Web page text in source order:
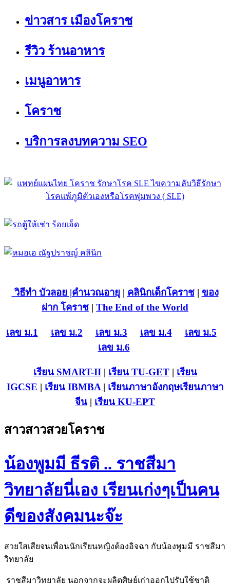
ข่าวสาร เมืองโคราช
รีวิว ร้านอาหาร
เมนูอาหาร
โคราช
บริการลงบทความ SEO
วิธีทำ บัวลอย |คำนวณอายุ | คลินิกเด็กโคราช| ของ
ฝาก โคราช | The End of the World
เลข ม.1 เลข ม.2 เลข ม.3 เลข ม.4
เลข ม.5
เลข ม.6
เรียน SMART-II| เรียน TU-GET| เรียน
IGCSE | เรียน IBMBA | เรียนภาษาอังกฤษเรียนภาษา
จีน | เรียน KU-EPT
สาวสาวสวยโคราช
น้องพูมมี ธีรติ .. ราชสีมา
วิทยาลัยนี่เอง เรียนเก่งๆเป็นคน
ดีของสังคมนะจ๊ะ
สวยใสเสียจนเพื่อนนักเรียนหญิงต้องอิจฉา กับน้องพูมมี ราชสีมา
วิทยาลัย
ราชสีมาวิทยาลัย นอกจากจะผลิตศิษย์เก่าออกไปรับใช้ชาติ